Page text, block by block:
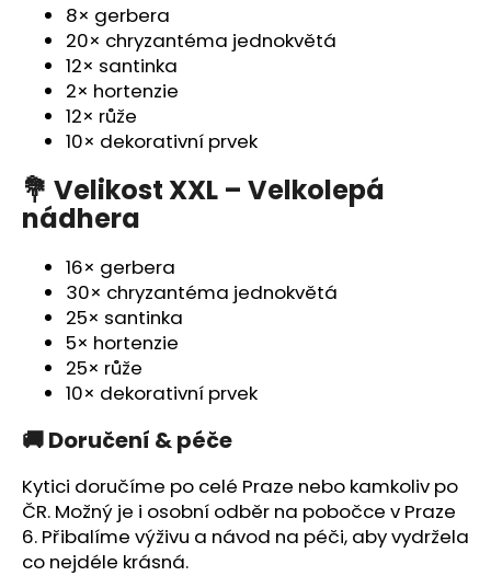
8× gerbera
20× chryzantéma jednokvětá
12× santinka
2× hortenzie
12× růže
10× dekorativní prvek
💐 Velikost XXL – Velkolepá
nádhera
16× gerbera
30× chryzantéma jednokvětá
25× santinka
5× hortenzie
25× růže
10× dekorativní prvek
🚚 Doručení & péče
Kytici doručíme po celé Praze nebo kamkoliv po
ČR. Možný je i osobní odběr na pobočce v Praze
6. Přibalíme výživu a návod na péči, aby vydržela
co nejdéle krásná.